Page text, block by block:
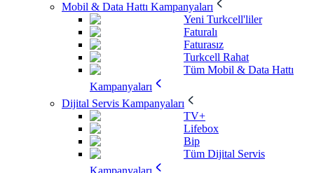
Mobil & Data Hattı Kampanyaları
Yeni Turkcell'liler
Faturalı
Faturasız
Turkcell Rahat
Tüm Mobil & Data Hattı
Kampanyaları
Dijital Servis Kampanyaları
TV+
Lifebox
Bip
Tüm Dijital Servis
Kampanyaları